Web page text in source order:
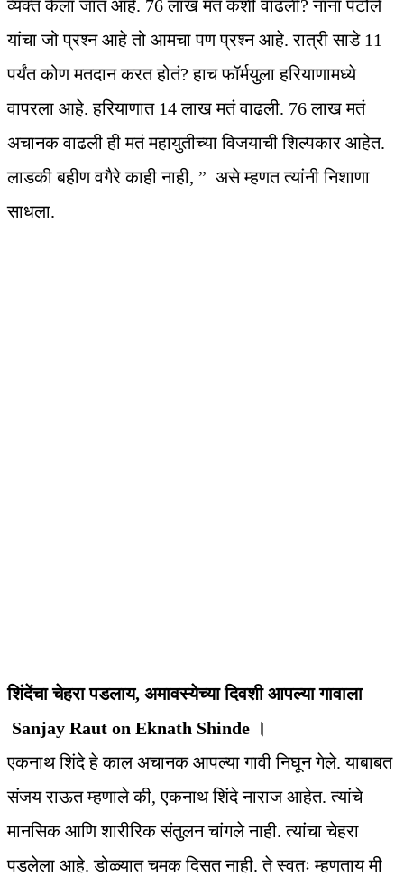
व्यक्त केला जात आहे. 76 लाख मतं कशी वाढली? नाना पटोले
यांचा जो प्रश्न आहे तो आमचा पण प्रश्न आहे. रात्री साडे 11
पर्यंत कोण मतदान करत होतं? हाच फॉर्मयुला हरियाणामध्ये
वापरला आहे. हरियाणात 14 लाख मतं वाढली. 76 लाख मतं
अचानक वाढली ही मतं महायुतीच्या विजयाची शिल्पकार आहेत.
लाडकी बहीण वगैरे काही नाही, ” असे म्हणत त्यांनी निशाणा
साधला.
शिंदेंचा चेहरा पडलाय, अमावस्येच्या दिवशी आपल्या गावाला
Sanjay Raut on Eknath Shinde ।
एकनाथ शिंदे हे काल अचानक आपल्या गावी निघून गेले. याबाबत
संजय राऊत म्हणाले की, एकनाथ शिंदे नाराज आहेत. त्यांचे
मानसिक आणि शारीरिक संतुलन चांगले नाही. त्यांचा चेहरा
पडलेला आहे. डोळ्यात चमक दिसत नाही. ते स्वतः म्हणताय मी